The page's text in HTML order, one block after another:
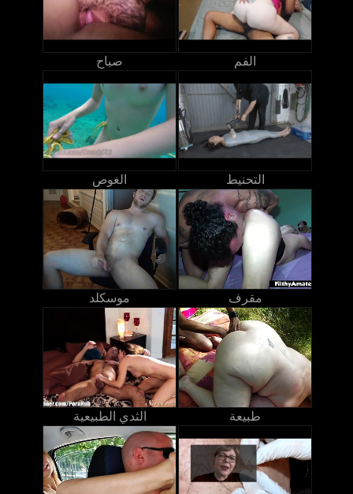
صباح الفم
الغوص التحنيط
موسكلد مقرف
الثدي الطبيعية طبيعة